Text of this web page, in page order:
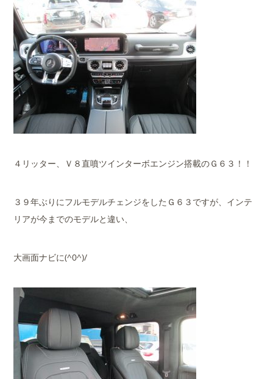
４リッター、Ｖ８直噴ツインターボエンジン搭載のＧ６３！！
３９年ぶりにフルモデルチェンジをしたＧ６３ですが、インテ
リアが今までのモデルと違い、
大画面ナビに(^0^)/